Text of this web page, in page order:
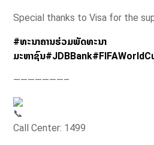
Special thanks to Visa for the
#ທະນາຄານຮ່ວມພັດທະນາ
ມະຫາຊົນ#JDBBank
———————–
Call Center: 1499